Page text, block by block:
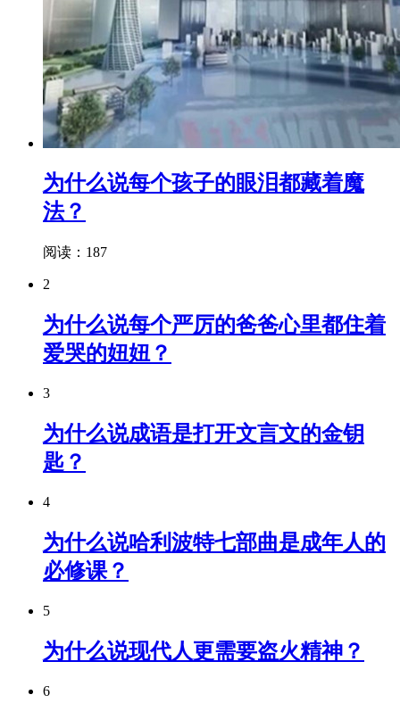
为什么说每个孩子的眼泪都藏着魔
法？
阅读：187
2
为什么说每个严厉的爸爸心里都住着
爱哭的妞妞？
3
为什么说成语是打开文言文的金钥
匙？
4
为什么说哈利波特七部曲是成年人的
必修课？
5
为什么说现代人更需要盗火精神？
6